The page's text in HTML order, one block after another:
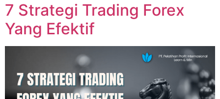
7 Strategi Trading Forex
Yang Efektif